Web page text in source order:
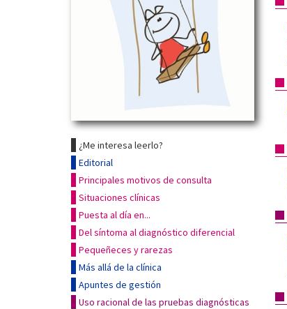
¿Me interesa leerlo?
Editorial
Principales motivos de consulta
Situaciones clínicas
Puesta al día en...
Del síntoma al diagnóstico diferencial
Pequeñeces y rarezas
Más allá de la clínica
Apuntes de gestión
Uso racional de las pruebas diagnósticas